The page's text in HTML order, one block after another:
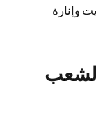
وإنارة